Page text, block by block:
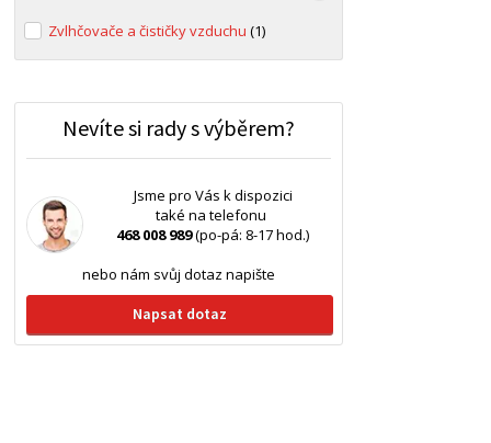
Zvlhčovače a čističky vzduchu(1)
Nevíte si rady s výběrem?
Jsme pro Vás k dispozici
také na telefonu
468 008 989(po-pá: 8-17 hod.)
nebo nám svůj dotaz napište
Napsat dotaz